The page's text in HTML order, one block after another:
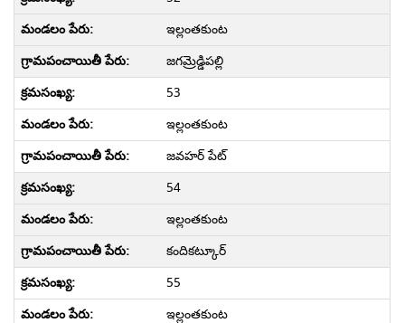
ఇల్లంతకుంట
జగమ్రెడ్డిపల్లి
53
ఇల్లంతకుంట
జవహర్ పేట్
54
ఇల్లంతకుంట
కందికట్కూర్
55
ఇల్లంతకుంట